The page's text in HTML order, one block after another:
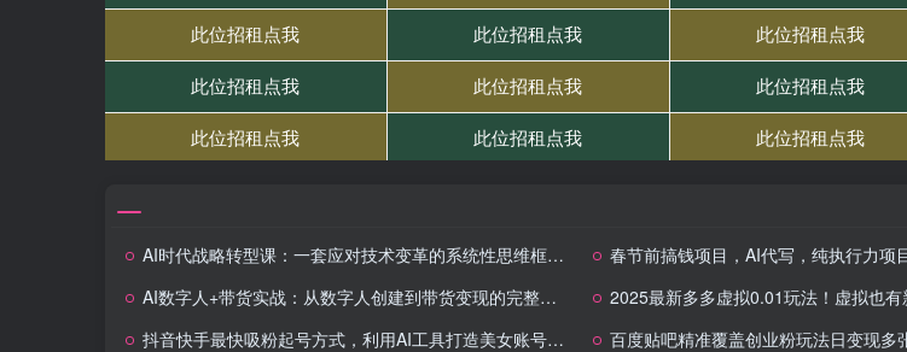
AI时代战略转型课：一套应对技术变革的系统性思维框架与行动指南！ 春节前搞钱项目，AI代写，纯执行力项目，无需引流、
AI数字人+带货实战：从数字人创建到带货变现的完整链路
2025最新多多虚拟0.01玩法！虚拟也有新世
抖音快手最快吸粉起号方式，利用AI工具打造美女账号，入门小白最快当天变现
百度贴吧精准覆盖创业粉玩法日变现多